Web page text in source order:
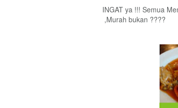
INGAT ya !!! Semua
,Murah bukan ????